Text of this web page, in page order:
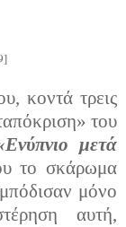
κοντά τρεις
του
μετά
το σκάρωμα
μόνο
αυτή,